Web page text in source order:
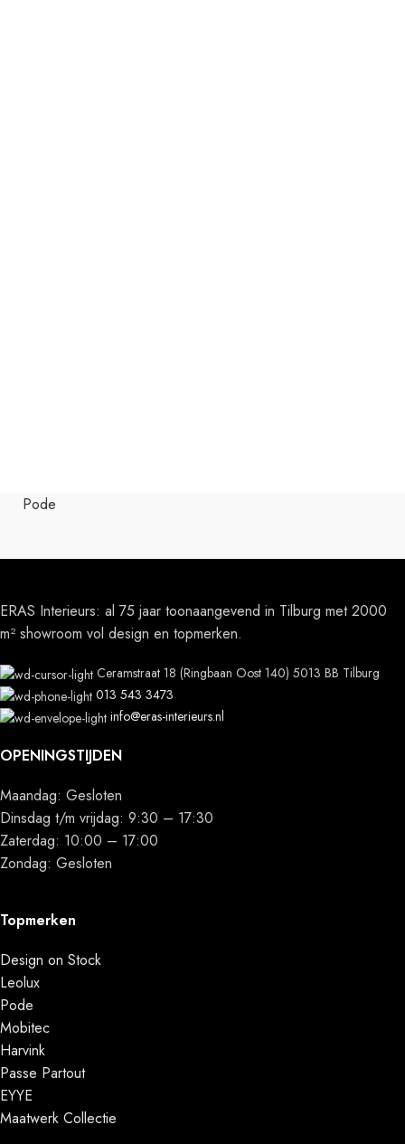
Pode
ERAS Interieurs: al 75 jaar toonaangevend in Tilburg met 2000
m² showroom vol design en topmerken.
Ceramstraat 18 (Ringbaan Oost 140) 5013 BB Tilburg
013 543 3473
info@eras-interieurs.nl
OPENINGSTIJDEN
Maandag: Gesloten
Dinsdag t/m vrijdag: 9:30 – 17:30
Zaterdag: 10:00 – 17:00
Zondag: Gesloten
Topmerken
Design on Stock
Leolux
Pode
Mobitec
Harvink
Passe Partout
EYYE
Maatwerk Collectie